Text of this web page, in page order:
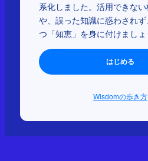
系化しました。活用できな
や、誤った知識に惑わされ
つ「知恵」を身に付けましょ
はじめる
Wisdomの歩き方